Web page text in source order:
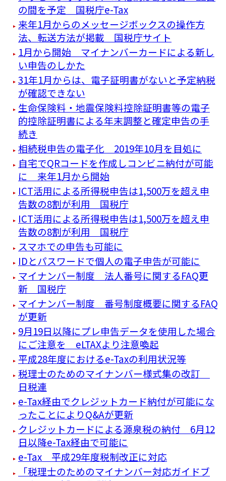
の間を予定 国税庁e-Tax
来年1月からのメッセージボックスの操作方
法、転送方法が掲載 国税庁サイト
1月から開始 マイナンバーカードによる新し
い申告のしかた
31年1月からは、電子証明書がないと予定納税
が確認できない
生命保険料・地震保険料控除証明書等の電子
的控除証明書による年末調整と確定申告の手
続き
相続税申告の電子化 2019年10月を目処に
自宅でQRコードを作成しコンビニ納付が可能
に 来年1月から開始
ICT活用による所得税申告は1,500万を超え申
告数の8割が利用 国税庁
ICT活用による所得税申告は1,500万を超え申
告数の8割が利用 国税庁
スマホでの申告も可能に
IDとパスワードで個人の電子申告が可能に
マイナンバー制度 法人番号に関するFAQ更
新 国税庁
マイナンバー制度 番号制度概要に関するFAQ
が更新
9月19日以降にプレ申告データを使用した場合
にご注意を eLTAXより注意喚起
平成28年度におけるe-Taxの利用状況等
税理士のためのマイナンバー様式集の改訂
日税連
e-Tax経由でクレジットカード納付が可能にな
ったことによりQ&Aが更新
クレジットカードによる源泉税の納付 6月12
日以降e-Tax経由で可能に
e-Tax 平成29年度税制改正に対応
「税理士のためのマイナンバー対応ガイドブ